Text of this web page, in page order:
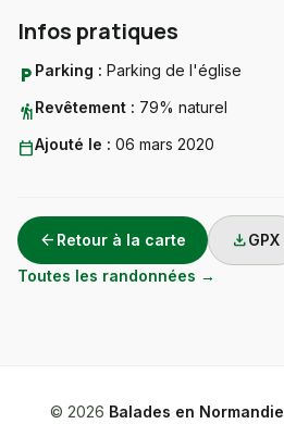
Infos pratiques
local_parking Parking : Parking de l'église
hikingRevêtement : 79% naturel
calendar_todayAjouté le : 06 mars 2020
arrow_back Retour à la carte downloadGPX
Toutes les randonnées →
© 2026 Balades en Normandie